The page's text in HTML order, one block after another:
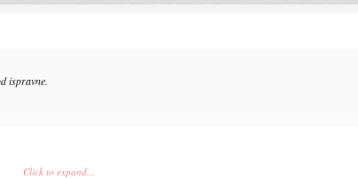
ispravne.
Click to expand...